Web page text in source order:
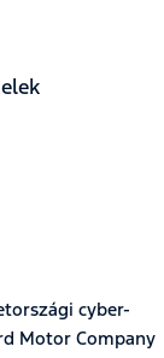
cyber-
Motor Company